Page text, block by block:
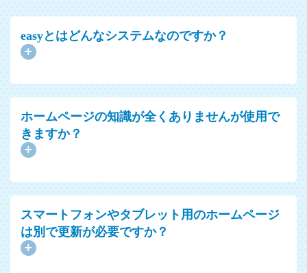
easyとはどんなシステムなのですか？
ホームページの知識が全くありませんが使用で
きますか？
スマートフォンやタブレット用のホームページ
は別で更新が必要ですか？